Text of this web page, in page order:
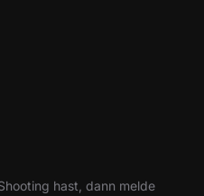
hast, dann melde